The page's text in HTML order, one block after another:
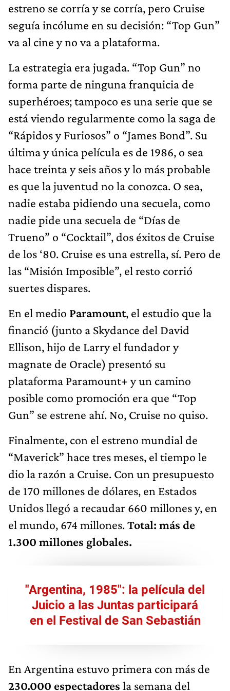
estreno se corría y se corría, pero Cruise
seguía incólume en su decisión: “Top Gun”
va al cine y no va a plataforma.
La estrategia era jugada. “Top Gun” no
forma parte de ninguna franquicia de
superhéroes; tampoco es una serie que se
está viendo regularmente como la saga de
“Rápidos y Furiosos” o “James Bond”. Su
última y única película es de 1986, o sea
hace treinta y seis años y lo más probable
es que la juventud no la conozca. O sea,
nadie estaba pidiendo una secuela, como
nadie pide una secuela de “Días de
Trueno” o “Cocktail”, dos éxitos de Cruise
de los ‘80. Cruise es una estrella, sí. Pero de
las “Misión Imposible”, el resto corrió
suertes dispares.
En el medio Paramount, el estudio que la
financió (junto a Skydance del David
Ellison, hijo de Larry el fundador y
magnate de Oracle) presentó su
plataforma Paramount+ y un camino
posible como promoción era que “Top
Gun” se estrene ahí. No, Cruise no quiso.
Finalmente, con el estreno mundial de
“Maverick” hace tres meses, el tiempo le
dio la razón a Cruise. Con un presupuesto
de 170 millones de dólares, en Estados
Unidos llegó a recaudar 660 millones y, en
el mundo, 674 millones.Total: más de
1.300 millones globales.
"Argentina, 1985": la película del
Juicio a las Juntas participará
en el Festival de San Sebastián
En Argentina estuvo primera con más de
230.000 espectadores la semana del